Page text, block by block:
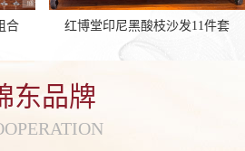
合 红博堂印尼黑酸枝沙发11件套
东品牌